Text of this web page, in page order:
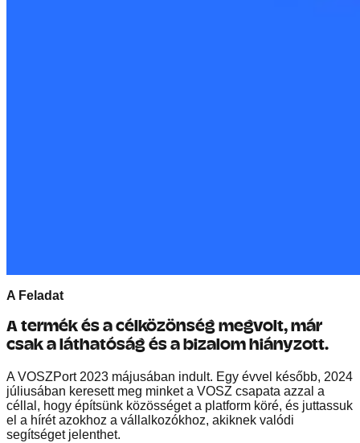
A Feladat
A termék és a célközönség megvolt, már
csak a láthatóság és a bizalom hiányzott.
A VOSZPort 2023 májusában indult. Egy évvel később, 2024
júliusában keresett meg minket a VOSZ csapata azzal a
céllal, hogy építsünk közösséget a platform köré, és juttassuk
el a hírét azokhoz a vállalkozókhoz, akiknek valódi
segítséget jelenthet.